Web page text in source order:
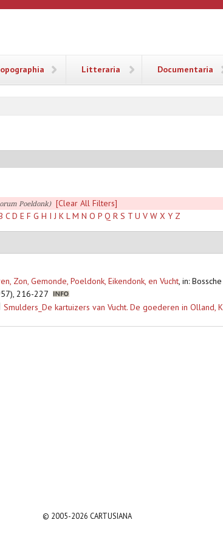
Litteraria Documentaria
Poeldonk)
[Clear All Filters]
C D E F G H I J K L M N O P Q R S T U V W X Y Z
Zon, Gemonde, Poeldonk, Eikendonk, en Vucht, in:
216-227
Smulders_De kartuizers van Vucht. De goederen in Olland,
© 2005-2026 CARTUSIANA